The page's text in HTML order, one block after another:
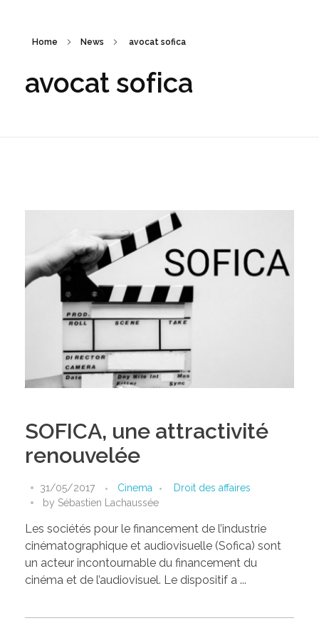
Home News avocat sofica
avocat sofica
SOFICA, une attractivité
renouvelée
31/05/2017 Cinema
Droit des affaires
by Sébastien Lachaussée
Les sociétés pour le financement de l’industrie
cinématographique et audiovisuelle (Sofica) sont
un acteur incontournable du financement du
cinéma et de l’audiovisuel. Le dispositif a ...